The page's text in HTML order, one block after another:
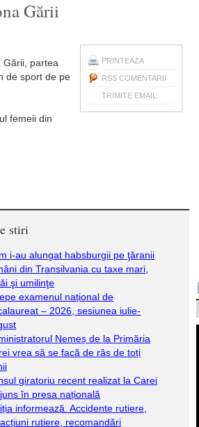
Gării
PRINTEAZA
RSS COMENTARII
TRIMITE EMAIL
Gării, partea
de sport de pe
femeii din
stiri
i-au alungat habsburgii pe ţăranii
din Transilvania cu taxe mari,
şi umilinţe
examenul național de
– 2026, sesiunea iulie-
Nemeș de la Primăria
vrea să se facă de râs de toți
giratoriu recent realizat la Carei
în presa națională
informează. Accidente rutiere,
rutiere, recomandări